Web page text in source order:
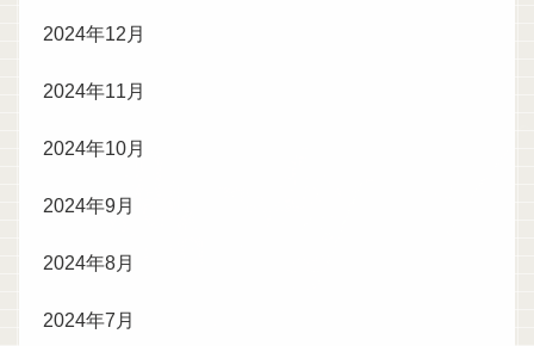
2024年12月
2024年11月
2024年10月
2024年9月
2024年8月
2024年7月